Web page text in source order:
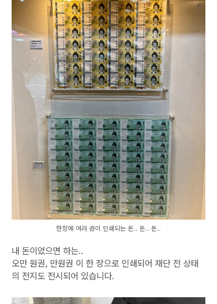
한장에 여러 권이 인쇄되는 돈.. 돈.. 돈..
내 돈이었으면 하는..
오만 원권, 만원권 이 한 장으로 인쇄되어 재단 전 상태
의 전지도 전시되어 있습니다.